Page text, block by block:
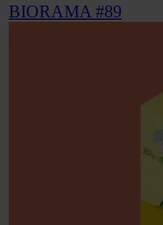
BIORAMA #89